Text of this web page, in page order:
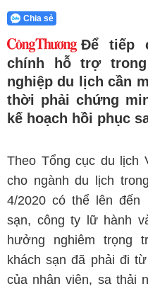
Chia sẻ
Để tiếp
chính hỗ trợ
nghiệp du lịch cần
thời phải chứng
kế hoạch hồi phục
Theo Tổng cục du lịch
cho ngành du lịch
4/2020 có thể lên đến
sạn, công ty lữ hành
hưởng nghiêm trọng
khách sạn đã phải đi
của nhân viên, sa thải